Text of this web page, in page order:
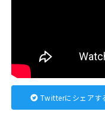
Twitterにシェアす